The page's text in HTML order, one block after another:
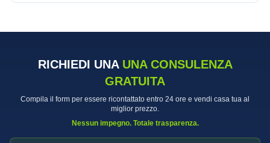
RICHIEDI UNA UNA CONSULENZA
GRATUITA
Compila il form per essere ricontattato entro 24 ore e vendi casa tua al
miglior prezzo.
Nessun impegno. Totale trasparenza.